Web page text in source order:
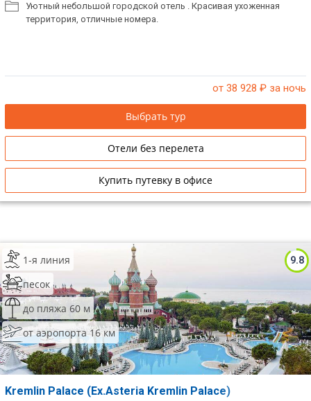
Уютный небольшой городской отель . Красивая ухоженная
территория, отличные номера.
от 38 928 ₽ за ночь
Выбрать тур
Отели без перелета
Купить путевку в офисе
9.8
1-я линия
песок
до пляжа 60 м
от аэропорта 16 км
Kremlin Palace (Ex.Asteria Kremlin Palace)